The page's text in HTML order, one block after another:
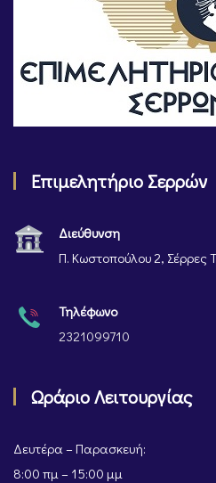
Επιμελητήριο Σερρών
Διεύθυνση
Π. Κωστοπούλου 2, Σέρρες
Τηλέφωνο
2321099710
Ωράριο Λειτουργίας
Δευτέρα – Παρασκευή:
8:00 πμ – 15:00 μμ